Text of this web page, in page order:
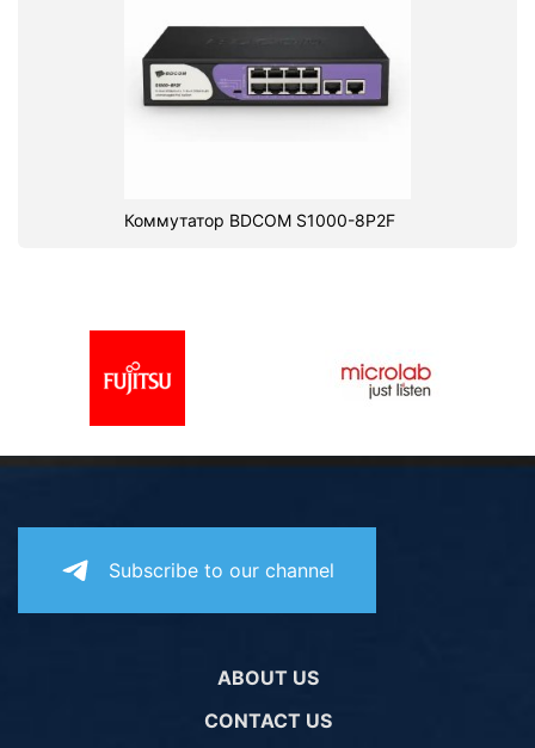
Коммутатор BDCOM S1000-8P2F
Subscribe to our channel
ABOUT US
CONTACT US